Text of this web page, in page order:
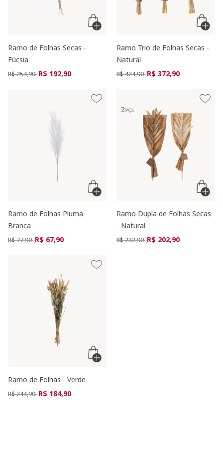
Ramo de Folhas Secas -
Fúcsia
Preço reduzido de
R$ 254,90 para
R$ 192,90
Ramo Trio de Folhas Secas -
Natural
Preço reduzido de
R$ 424,90 para
R$ 372,90
Ramo de Folhas Pluma -
Branca
Preço reduzido de
R$ 77,90 para
R$ 67,90
Ramo Dupla de Folhas Secas
- Natural
Preço reduzido de
R$ 232,90 para
R$ 202,90
Ramo de Folhas - Verde
Preço reduzido de
R$ 244,90 para
R$ 184,90